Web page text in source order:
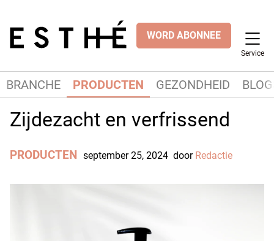
WORD ABONNEE
Service
BRANCHE PRODUCTEN GEZONDHEID
Zijdezacht en verfrissend
PRODUCTEN september 25, 2024 door Redactie